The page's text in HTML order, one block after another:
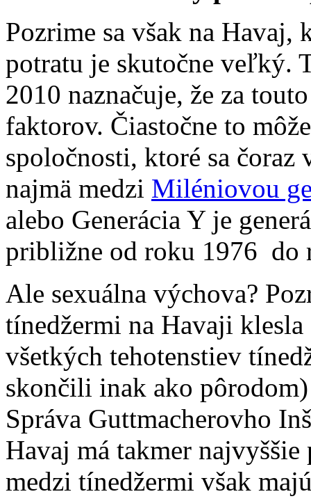
Pozrime sa však na Havaj,
potratu je skutočne veľký.
2010 naznačuje, že za
faktorov. Čiastočne to
spoločnosti, ktoré sa
najmä medzi Miléniovou
alebo Generácia Y je
približne od roku 1976 do
Ale sexuálna výchova?
tínedžermi na Havaji
všetkých tehotenstiev
skončili inak ako
Správa Guttmacherovho
Havaj má takmer
medzi tínedžermi však